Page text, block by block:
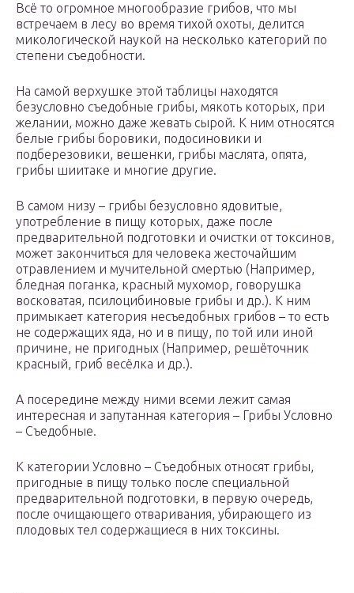
Всё то огромное многообразие грибов, что мы
встречаем в лесу во время тихой охоты, делится
микологической наукой на несколько категорий по
степени съедобности.
На самой верхушке этой таблицы находятся
безусловно съедобные грибы, мякоть которых, при
желании, можно даже жевать сырой. К ним относятся
белые грибы боровики, подосиновики и
подберезовики, вешенки, грибы маслята, опята,
грибы шиитаке и многие другие.
В самом низу – грибы безусловно ядовитые,
употребление в пищу которых, даже после
предварительной подготовки и очистки от токсинов,
может закончиться для человека жесточайшим
отравлением и мучительной смертью (Например,
бледная поганка, красный мухомор, говорушка
восковатая, псилоцибиновые грибы и др.). К ним
примыкает категория несъедобных грибов – то есть
не содержащих яда, но и в пищу, по той или иной
причине, не пригодных (Например, решёточник
красный, гриб весёлка и др.).
А посередине между ними всеми лежит самая
интересная и запутанная категория – Грибы Условно
– Съедобные.
К категории Условно – Съедобных относят грибы,
пригодные в пищу только после специальной
предварительной подготовки, в первую очередь,
после очищающего отваривания, убирающего из
плодовых тел содержащиеся в них токсины.